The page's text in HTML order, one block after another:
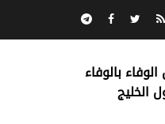
بالوفاء
الخليج